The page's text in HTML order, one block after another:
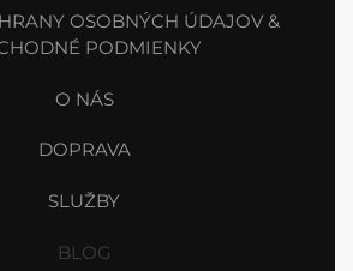
OSOBNÝCH ÚDAJOV &
PODMIENKY
O NÁS
DOPRAVA
SLUŽBY
BLOG